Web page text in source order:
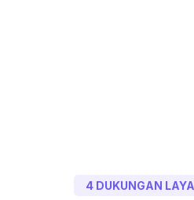
4 DUKUNGAN